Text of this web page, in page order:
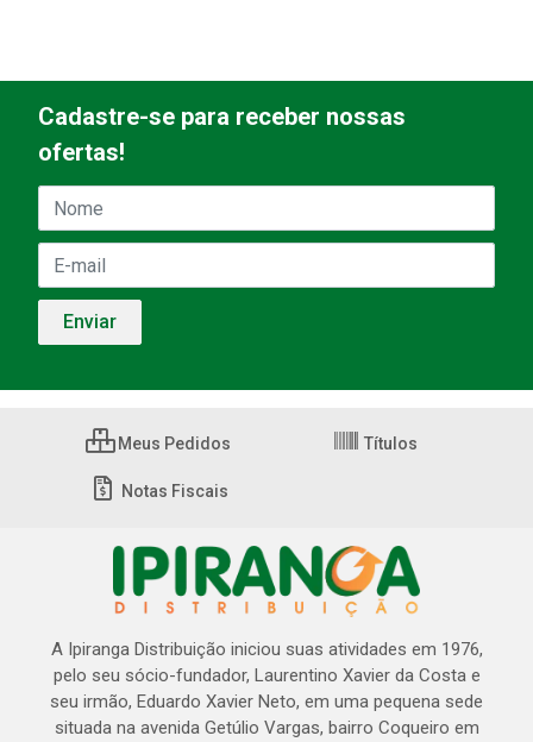
Cadastre-se para receber nossas
ofertas!
Meus Pedidos Títulos
Notas Fiscais
A Ipiranga Distribuição iniciou suas atividades em 1976,
pelo seu sócio-fundador, Laurentino Xavier da Costa e
seu irmão, Eduardo Xavier Neto, em uma pequena sede
situada na avenida Getúlio Vargas, bairro Coqueiro em